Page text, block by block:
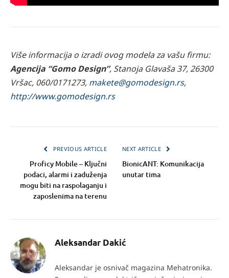
Više informacija o izradi ovog modela za vašu firmu:
Agencija “Gomo Design”, Stanoja Glavaša 37, 26300
Vršac, 060/0171273, makete@gomodesign.rs,
http://www.gomodesign.rs
PREVIOUS ARTICLE
Proficy Mobile – Ključni
podaci, alarmi i zaduženja
mogu biti na raspolaganju i
zaposlenima na terenu
NEXT ARTICLE
BionicANT: Komunikacija
unutar tima
Aleksandar Dakić
Aleksandar je osnivač magazina Mehatronika.